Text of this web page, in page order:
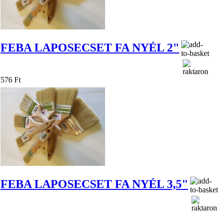
FEBA LAPOSECSET FA NYÉL 2"
576 Ft
FEBA LAPOSECSET FA NYÉL 3,5"